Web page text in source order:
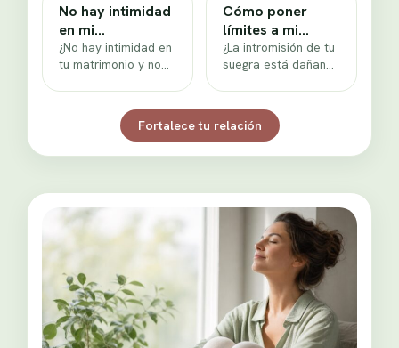
para discernir sin
culpa, ver…
hablar…
No hay intimidad
en mi
matrimonio: qué
hago
¿No hay intimidad en
tu matrimonio y no
distanciamiento…
Cómo poner
límites a mi
suegra: plan de
pareja
¿La intromisión de tu
suegra está dañando
guiones para…
Fortalece tu relación